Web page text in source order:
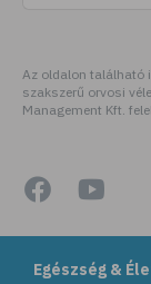
Egészség &
#
#
# futás
# kocogás
#
Az oldalon található
szakszerű orvosi
Management Kft.